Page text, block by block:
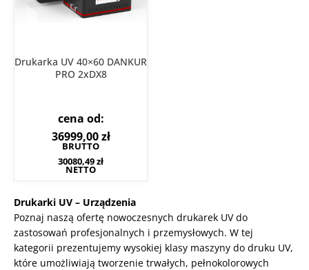
Drukarka UV 40×60 DANKUR
PRO 2xDX8
cena od:
36999,00zł
BRUTTO
30080,49zł
NETTO
Drukarki UV – Urządzenia
Poznaj naszą ofertę nowoczesnych drukarek UV do
zastosowań profesjonalnych i przemysłowych. W tej
kategorii prezentujemy wysokiej klasy maszyny do druku UV,
które umożliwiają tworzenie trwałych, pełnokolorowych